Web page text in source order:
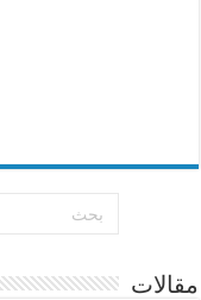
مقالات